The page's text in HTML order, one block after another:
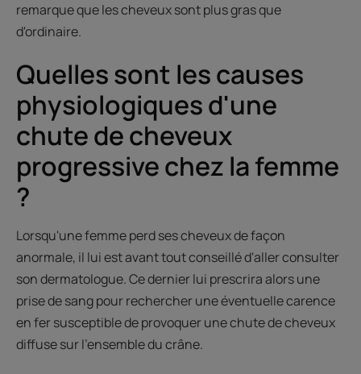
remarque que les cheveux sont plus gras que
d'ordinaire.
Quelles sont les causes
physiologiques d'une
chute de cheveux
progressive chez la femme
?
Lorsqu'une femme perd ses cheveux de façon
anormale, il lui est avant tout conseillé d'aller consulter
son dermatologue. Ce dernier lui prescrira alors une
prise de sang pour rechercher une éventuelle carence
en fer susceptible de provoquer une chute de cheveux
diffuse sur l'ensemble du crâne.